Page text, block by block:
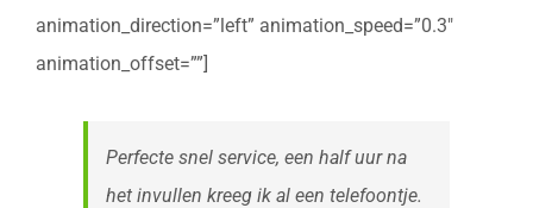
animation_direction=”left” animation_speed=”0.3″
animation_offset=””]
Perfecte snel service, een half uur na
het invullen kreeg ik al een telefoontje.